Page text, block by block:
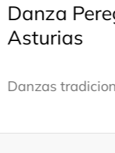
Danza
Asturias
Danzas